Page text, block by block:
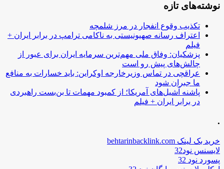
نوشته‌های تازه
تکذیب وقوع انفجار در مرز شلمچه
اعتراف رسانه صهیونیستی به ناکامی ترامپ در برابر ایران +
فیلم
پزشکیان: وفاق ملی مهم‌ترین سرمایه ایران برای عبور از
چالش‌های پیش رو است
عراقچی در تماس وزیرخارجه اوکراین: باید خسارات به منافع
ما جبران شود
پاشنه آشیل‌های آمریکا؛ از کمبود مهمات تا بن‌بست راهبردی
در برابر ایران + فیلم
.
خرید بک لینک behtarinbacklink.com
لایسنس نود32
پسورد نود 32